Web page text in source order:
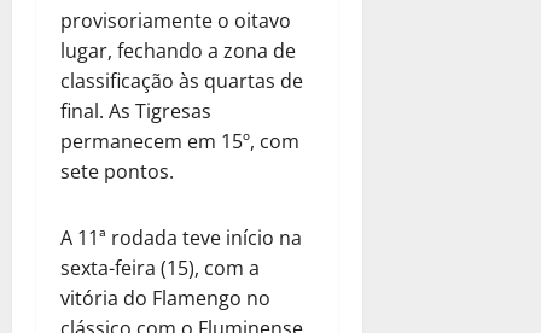
provisoriamente o oitavo
lugar, fechando a zona de
classificação às quartas de
final. As Tigresas
permanecem em 15º, com
sete pontos.
A 11ª rodada teve início na
sexta-feira (15), com a
vitória do Flamengo no